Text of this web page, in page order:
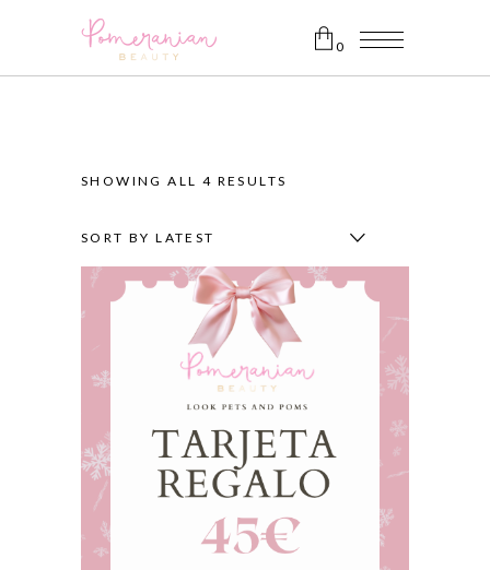
0
SHOWING ALL 4 RESULTS
SORT BY LATEST